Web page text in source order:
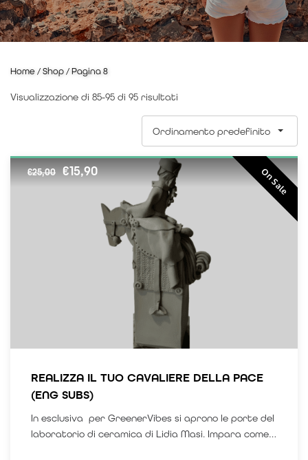
Home / Shop / Pagina 8
Visualizzazione di 85-95 di 95 risultati
Ordinamento predefinito
On Sale
€25,00 €15,90
REALIZZA IL TUO CAVALIERE DELLA PACE
(ENG SUBS)
In esclusiva per GreenerVibes si aprono le porte del
laboratorio di ceramica di Lidia Masi. Impara come